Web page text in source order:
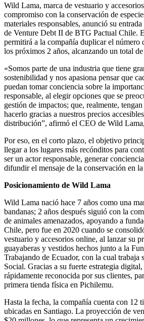
Wild Lama, marca de vestuario y
compromiso con la conservación de
materiales responsables, anunció su
de Venture Debt II de BTG Pactual Chile.
permitirá a la compañía duplicar el número
los próximos 2 años, alcanzando un total
«Somos parte de una industria que tiene
sostenibilidad y nos apasiona pensar que
puedan tomar conciencia sobre la
responsable, al elegir opciones que se
gestión de impactos; que, realmente,
hacerlo gracias a nuestros precios
distribución”, afirmó el CEO de Wild
Por eso, en el corto plazo, el objetivo
llegar a los lugares más recónditos para
ser un actor responsable, generar
difundir el mensaje de la conservación en
Posicionamiento de Wild Lama
Wild Lama nació hace 7 años como una
bandanas; 2 años después siguió con la
de animales amenazados, apoyando a
Chile, pero fue en 2020 cuando se
vestuario y accesorios online, al lanzar su
guayaberas y vestidos hechos junto a la
Trabajando de Ecuador, con la cual trabaja
Social. Gracias a su fuerte estrategia
rápidamente reconocida por sus clientes,
primera tienda física en Pichilemu.
Hasta la fecha, la compañía cuenta con 12
ubicadas en Santiago. La proyección de